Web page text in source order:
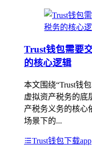
Trust钱包需要
的核心逻辑
本文围绕“Trust钱
虚拟资产税务的底
产税务义务的核心
场景下的...
Trust钱包下载app